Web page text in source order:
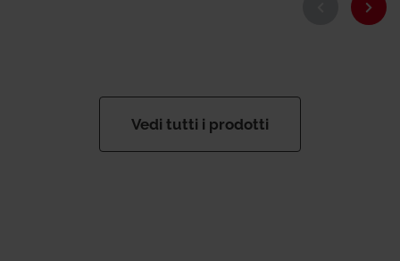
Vedi tutti i prodotti